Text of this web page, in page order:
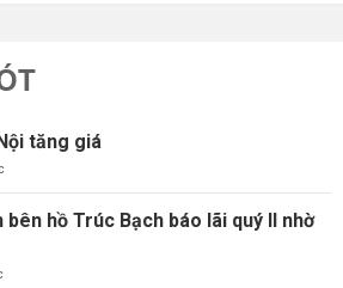
tăng giá
bên hồ Trúc Bạch báo lãi quý II nhờ